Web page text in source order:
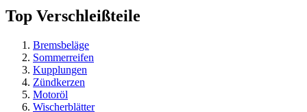
Top Verschleißteile
Bremsbeläge
Sommerreifen
Kupplungen
Zündkerzen
Motoröl
Wischerblätter